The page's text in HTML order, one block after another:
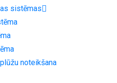
sistēmas
noteikšana